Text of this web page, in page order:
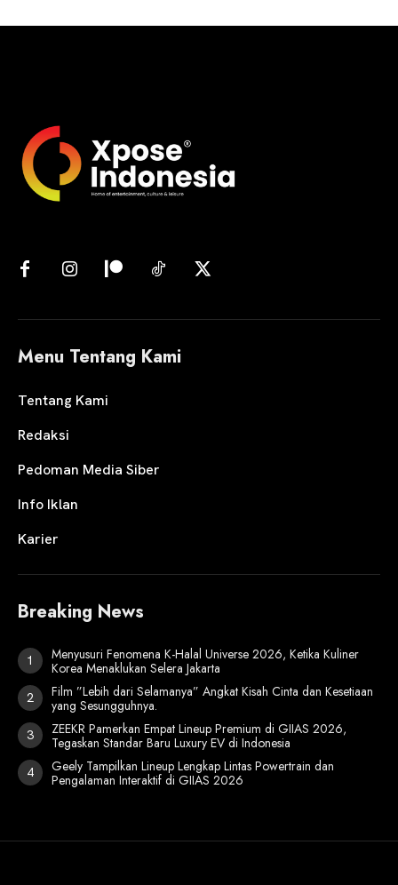
Menu Tentang Kami
Tentang Kami
Redaksi
Pedoman Media Siber
Info Iklan
Karier
Breaking News
Menyusuri Fenomena K-Halal Universe 2026, Ketika Kuliner
Korea Menaklukan Selera Jakarta
Film ”Lebih dari Selamanya” Angkat Kisah Cinta dan Kesetiaan
yang Sesungguhnya.
ZEEKR Pamerkan Empat Lineup Premium di GIIAS 2026,
Tegaskan Standar Baru Luxury EV di Indonesia
Geely Tampilkan Lineup Lengkap Lintas Powertrain dan
Pengalaman Interaktif di GIIAS 2026